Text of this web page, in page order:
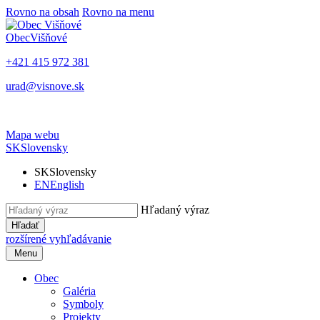
Rovno na obsah Rovno na menu
ObecVišňové
+421 415 972 381
urad@visnove.sk
Mapa webu
SKSlovensky
SKSlovensky
ENEnglish
Hľadaný výraz
Hľadať
rozšírené vyhľadávanie
Menu
Obec
Galéria
Symboly
Projekty